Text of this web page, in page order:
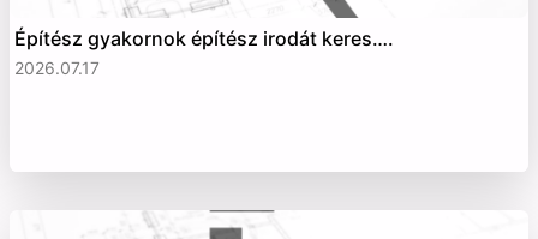
Építész gyakornok építész irodát keres….
2026.07.17